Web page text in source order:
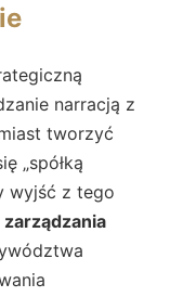
narracją z
tworzyć
„spółką
wyjść z tego
zarządzania